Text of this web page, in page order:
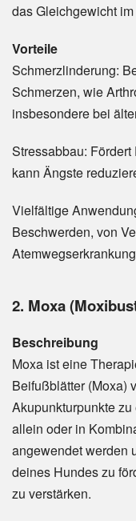
das Gleichgewicht
Vorteile
Schmerzlinderung:
Schmerzen, wie
insbesondere bei
Stressabbau:
kann Ängste
Vielfältige
Beschwerden, von
2. Moxa
Beschreibung
Moxa ist eine
Beifußblätter (Moxa)
Akupunkturpunkte
allein oder in
angewendet werden
deines Hundes zu
zu verstärken.